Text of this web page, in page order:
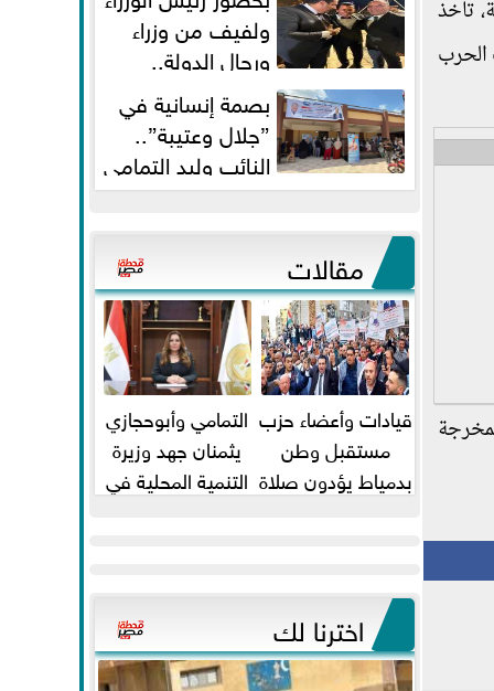
تأخذ
ولفيف من وزراء
ورجال الدولة..
النائبان وليد التمامي ومحمد...
بصمة إنسانية في
”جلال وعتيبة”..
النائب وليد التمامي
والبروفيسور جمال شيحة يداويان...
مقالات
قيادات وأعضاء حزب
مستقبل وطن
بدمياط يؤدون صلاة
التمامي وأبوحجازي
يثمنان جهد وزيرة
التنمية المحلية في
اخترنا لك